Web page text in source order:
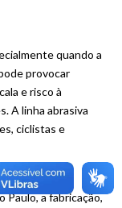
quando a
provocar
e risco à
A linha abrasiva
ciclistas e
Paulo, a fabricação,